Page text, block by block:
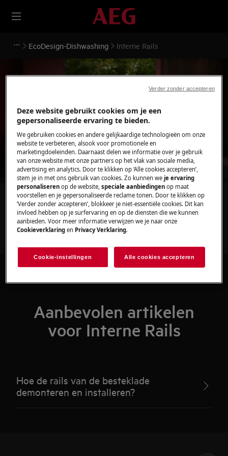
EcoDesign-Dishwashing Interne Rails
Ondersteuning voor Interne
Rails
Zoek tussen onze ondersteuningsartikelen
Aanbevolen artikelen
voor Interne Rails
Hoe de rails van de besteklade
demonteren en installeren?
Deze website gebruikt cookies om je een
gepersonaliseerde ervaring te bieden.
We gebruiken cookies en andere gelijkaardige technologieën om onze
website te verbeteren, alsook voor promotionele en
marketingdoeleinden. Daarnaast delen we informatie over je gebruik
van onze website met onze partners op het vlak van sociale media,
advertising en analytics. Door te klikken op ‘Alle cookies accepteren’,
stem je in met ons gebruik van cookies. Zo kunnen weje ervaring
personaliseren op de website,speciale aanbiedingen op maat
voorstellen en je gepersonaliseerde reclame tonen. Door te klikken op
‘Verder zonder accepteren’, blokkeer je niet-essentiële cookies. Dit kan
invloed hebben op je surfervaring en op de diensten die we kunnen
aanbieden. Voor meer informatie verwijzen we je naar onze
Cookieverklaring en Privacy Verklaring.
Cookie-instellingen Alle cookies accepteren
Verder zonder accepteren